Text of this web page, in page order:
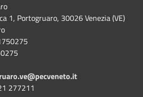
1, Portogruaro, 30026 Venezia (VE)
277211